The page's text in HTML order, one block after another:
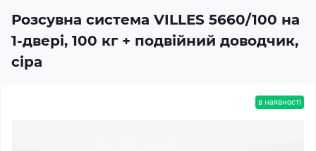
Розсувна система VILLES 5660/100 на
1-двері, 100 кг + подвійний доводчик,
сіра
в наявності